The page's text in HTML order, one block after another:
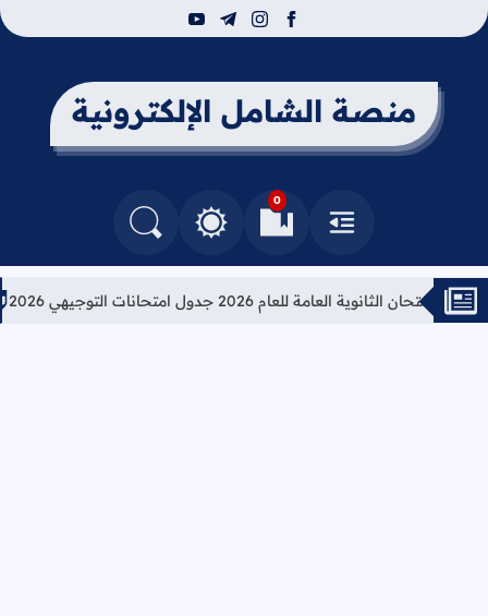
facebook
instagram
telegram
youtube
منصة الشامل الإلكترونية
القائمة
0
العلامات المرجعيةالتغيير بين الوضع النهاري والداكن
البحث في المدونة
العامة للعام 2026 جدول امتحانات التوجيهي 2026